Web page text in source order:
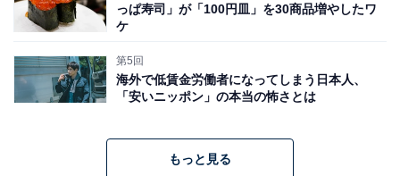
っぱ寿司」が「100円皿」を30商品増やしたワ
ケ
第5回
海外で低賃金労働者になってしまう日本人、
「安いニッポン」の本当の怖さとは
もっと見る